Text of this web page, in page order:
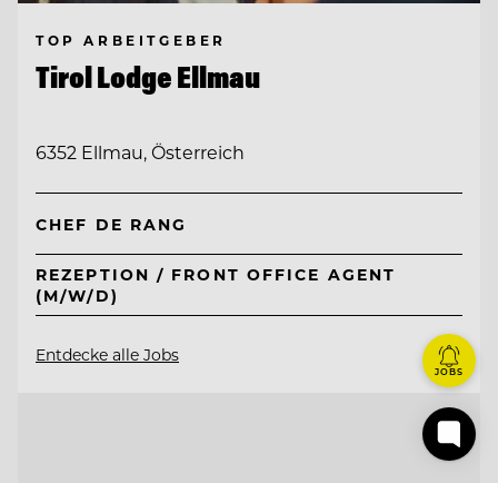
TOP ARBEITGEBER
Tirol Lodge Ellmau
6352 Ellmau, Österreich
CHEF DE RANG
REZEPTION / FRONT OFFICE AGENT
(M/W/D)
Entdecke alle Jobs
JOBS